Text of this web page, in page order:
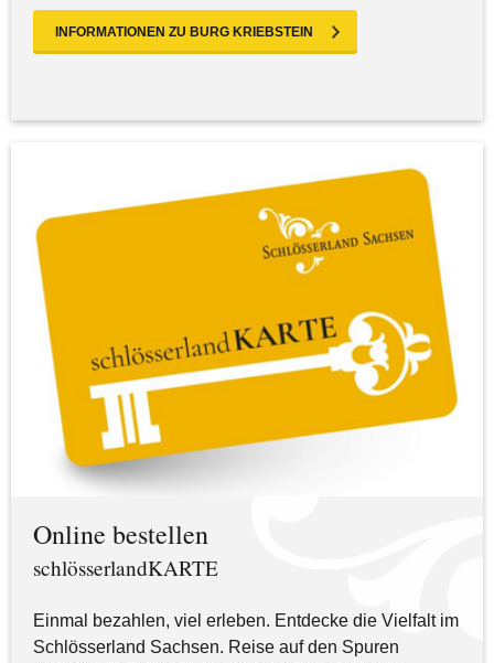
INFORMATIONEN ZU BURG KRIEBSTEIN
Online bestellen
schlösserlandKARTE
Einmal bezahlen, viel erleben. Entdecke die Vielfalt im
Schlösserland Sachsen. Reise auf den Spuren